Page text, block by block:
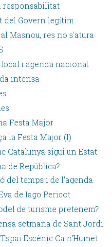
responsabilitat
del Govern legítim
Masnou, res no s'atura
local i agenda nacional
intensa
Festa Major
la Festa Major (I)
Catalunya sigui un Estat
de República?
del temps i de l'agenda
de Iago Pericot
de turisme pretenem?
setmana de Sant Jordi
Escènic Ca n'Humet